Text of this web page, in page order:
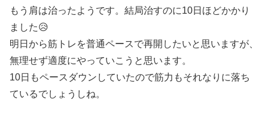
もう肩は治ったようです。結局治すのに10日ほどかかり
ました😥
明日から筋トレを普通ペースで再開したいと思いますが、
無理せず適度にやっていこうと思います。
10日もペースダウンしていたので筋力もそれなりに落ち
ているでしょうしね。